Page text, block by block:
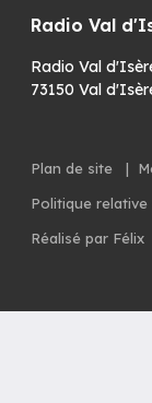
Radio Val
Radio Val
73150 Val
Plan de site |
Politique
Réalisé par Félix